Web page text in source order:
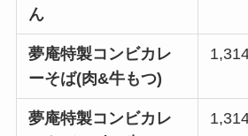
ん
夢庵特製コンビカレ
ーそば(肉&牛もつ)
夢庵特製コンビカレ